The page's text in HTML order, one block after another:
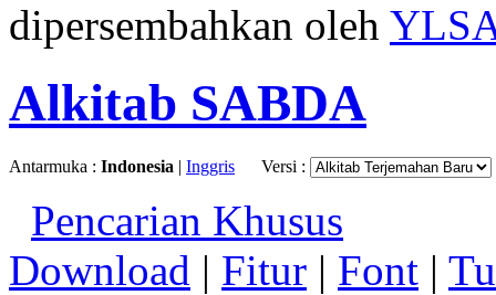
dipersembahkan oleh
Alkitab SABDA
Antarmuka : Indonesia | Inggris Versi :
Pencarian Khusus
Download | Fitur | Font |